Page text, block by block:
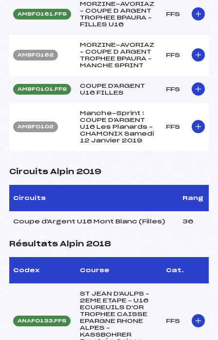
AMBF0161.FFS
MORZINE-AVORIAZ
– COUPE D ARGENT
TROPHEE BPAURA –
FILLES U16
FFS
AMBF0162
MORZINE-AVORIAZ
– COUPE D ARGENT
TROPHEE BPAURA –
MANCHE SPRINT
FFS
AMBF0101.FFS
COUPE D'ARGENT
U16 FILLES
FFS
AMBF0102
Manche-Sprint :
COUPE D'ARGENT
U16 Les Planards –
CHAMONIX Samedi
12 Janvier 2019
FFS
Circuits Alpin 2019
Circuits Rang
Coupe d'Argent U16 Mont Blanc (Filles) 36
Résultats Alpin 2018
Codex Course Cat.
ANAF0133.FFS
ST JEAN D'AULPS –
2EME ETAPE – U16
ECUREUILS D'OR
TROPHEE CAISSE
EPARGNE RHONE
ALPES –
KASSBOHRER
FFS